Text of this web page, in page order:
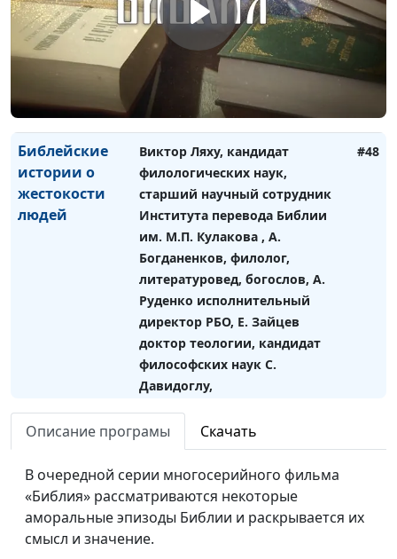
богослов, И. Лобанов, ведущий
научный сотрудник Института
перевода Библии им. М. П.
Кулакова, Е. Мирошникова,
доктор философских наук, Н.
Гузов
Библейские
истории о
жестокости
людей
Виктор Ляху, кандидат
филологических наук,
старший научный сотрудник
Института перевода Библии
им. М.П. Кулакова , А.
Богданенков, филолог,
литературовед, богослов, А.
Руденко исполнительный
директор РБО, Е. Зайцев
доктор теологии, кандидат
философских наук С.
Давидоглу,
преподаватель Заокской
духовной академии Н. Гузов
#48
Апостол Павел
Иван Лобанов, ведущий
научный сотрудник Института
перевода Библии им. М. П.
Кулакова, С. Давидоглу,
Описание програмы Скачать
В очередной серии многосерийного фильма
«Библия» рассматриваются некоторые
аморальные эпизоды Библии и раскрывается их
смысл и значение.